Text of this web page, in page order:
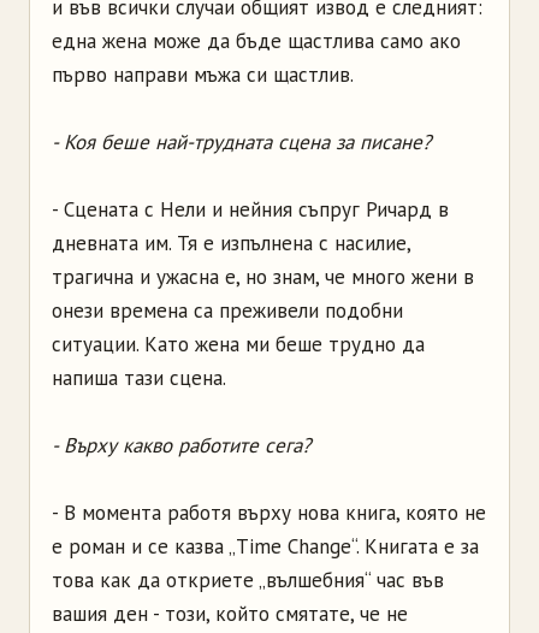
и във всички случаи общият извод е следният:
една жена може да бъде щастлива само ако
първо направи мъжа си щастлив.
- Коя беше най-трудната сцена за писане?
- Сцената с Нели и нейния съпруг Ричард в
дневната им. Тя е изпълнена с насилие,
трагична и ужасна е, но знам, че много жени в
онези времена са преживели подобни
ситуации. Като жена ми беше трудно да
напиша тази сцена.
- Върху какво работите сега?
- В момента работя върху нова книга, която не
е роман и се казва „Time Change“. Книгата е за
това как да откриете „вълшебния“ час във
вашия ден - този, който смятате, че не